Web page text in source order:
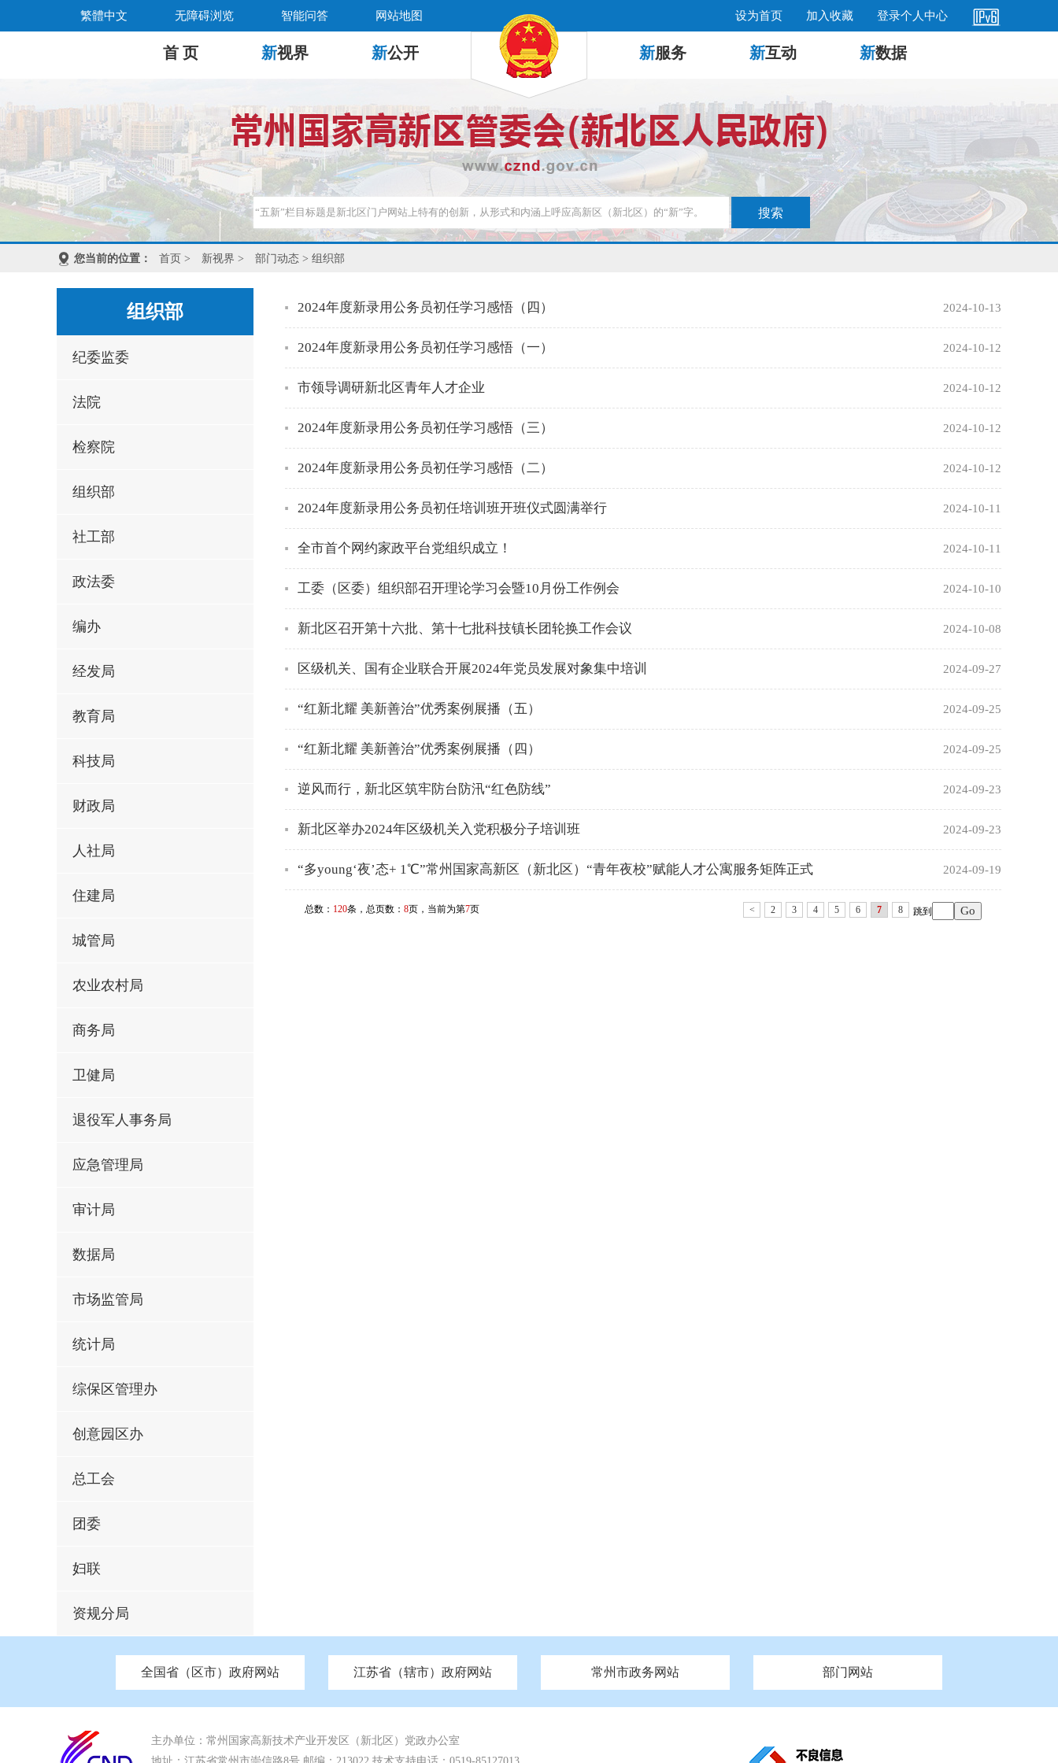
繁體中文 无障碍浏览 智能问答 网站地图 设为首页 加入收藏 登录个人中心
首 页 新视界 新公开 新服务 新互动 新数据
您当前的位置： 首页 > 新视界 > 部门动态 > 组织部
组织部
纪委监委
法院
检察院
组织部
社工部
政法委
编办
经发局
教育局
科技局
财政局
人社局
住建局
城管局
农业农村局
商务局
卫健局
退役军人事务局
应急管理局
审计局
数据局
市场监管局
统计局
综保区管理办
创意园区办
总工会
团委
妇联
资规分局
2024年度新录用公务员初任学习感悟（四） 2024-10-13
2024年度新录用公务员初任学习感悟（一） 2024-10-12
市领导调研新北区青年人才企业 2024-10-12
2024年度新录用公务员初任学习感悟（三） 2024-10-12
2024年度新录用公务员初任学习感悟（二） 2024-10-12
2024年度新录用公务员初任培训班开班仪式圆满举行 2024-10-11
全市首个网约家政平台党组织成立！ 2024-10-11
工委（区委）组织部召开理论学习会暨10月份工作例会 2024-10-10
新北区召开第十六批、第十七批科技镇长团轮换工作会议 2024-10-08
区级机关、国有企业联合开展2024年党员发展对象集中培训 2024-09-27
“红新北耀 美新善治”优秀案例展播（五） 2024-09-25
“红新北耀 美新善治”优秀案例展播（四） 2024-09-25
逆风而行，新北区筑牢防台防汛“红色防线” 2024-09-23
新北区举办2024年区级机关入党积极分子培训班 2024-09-23
“多young‘夜’态+ 1℃”常州国家高新区（新北区）“青年夜校”赋能人才公寓服务矩阵正式 2024-09-19
总数： 120条，总页数： 8页，当前为第7页 < 2 3 4 5 6 7 8 跳到
全国省（区市）政府网站
北京 天津 重庆 河南 河北 山西 辽宁 吉林 黑龙江 上海 山东 江苏 浙江 安徽 福建 江西 河南 湖北
江苏省（辖市）政府网站
中国江苏 南京市政府 苏州市政府 无锡市政府 常州市政府 徐州市政府 镇江市政府 扬州市政府 泰州市政府 盐城市政府
常州市政务网站
市发改委 市工信局 市教育局 市科技局 市民族宗教事务局 市公安局 市民政局 市司法局 市财政局 市人社局 市自然资源和规划局
市应急管理局 市审计局 市外事办 市生态环境局 市城管局
部门网站
区人大 区政协 纪委监委 检察院 组织部
主办单位：常州国家高新技术产业开发区（新北区）党政办公室